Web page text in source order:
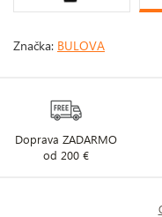
Značka: BULOVA
Doprava ZADARMO
od 200 €